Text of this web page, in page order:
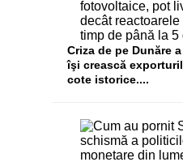
Criza de pe Dunăre
îşi crească
cote istorice....